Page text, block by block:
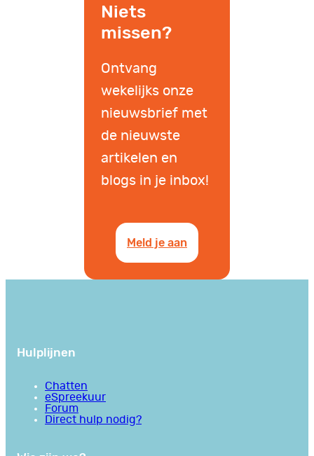
Niets
missen?
Ontvang
wekelijks onze
nieuwsbrief met
de nieuwste
artikelen en
blogs in je inbox!
Meld je aan
Hulplijnen
Chatten
eSpreekuur
Forum
Direct hulp nodig?